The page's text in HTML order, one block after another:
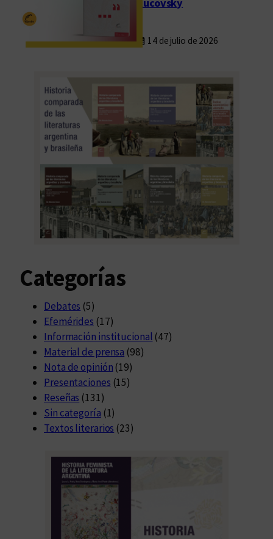
Rucovsky
14 de julio de 2026
Categorías
Debates (5)
Efemérides (17)
Información institucional (47)
Material de prensa (98)
Nota de opinión (19)
Presentaciones (15)
Reseñas (131)
Sin categoría (1)
Textos literarios (23)